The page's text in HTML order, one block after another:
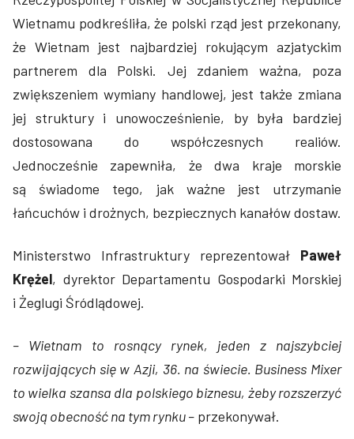
Wietnamu podkreśliła, że polski rząd jest przekonany,
że Wietnam jest najbardziej rokującym azjatyckim
partnerem dla Polski. Jej zdaniem ważna, poza
zwiększeniem wymiany handlowej, jest także zmiana
jej struktury i unowocześnienie, by była bardziej
dostosowana do współczesnych realiów.
Jednocześnie zapewniła, że dwa kraje morskie
są świadome tego, jak ważne jest utrzymanie
łańcuchów i drożnych, bezpiecznych kanałów dostaw.
Ministerstwo Infrastruktury reprezentował Paweł
Krężel, dyrektor Departamentu Gospodarki Morskiej
i Żeglugi Śródlądowej.
– Wietnam to rosnący rynek, jeden z najszybciej
rozwijających się w Azji, 36. na świecie. Business Mixer
to wielka szansa dla polskiego biznesu, żeby rozszerzyć
swoją obecność na tym rynku – przekonywał.